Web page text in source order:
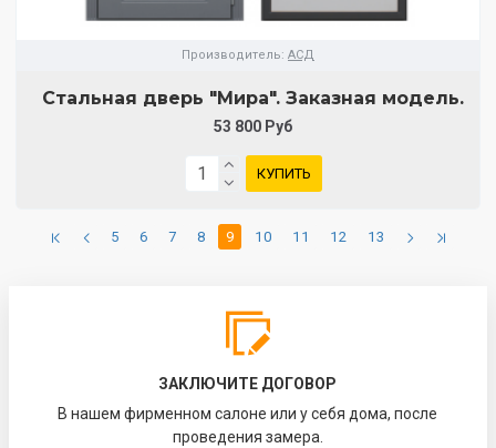
Производитель: АСД
Стальная дверь "Мира". Заказная модель.
53 800 Руб
КУПИТЬ
5 6 7 8 9 10 11 12 13
ЗАКЛЮЧИТЕ ДОГОВОР
В нашем фирменном салоне или у себя дома, после
проведения замера.